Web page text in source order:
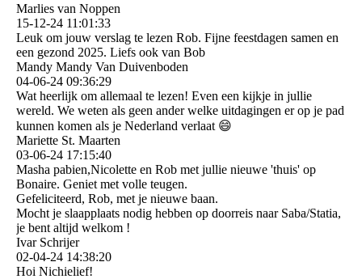
Marlies van Noppen
15-12-24 11:01:33
Leuk om jouw verslag te lezen Rob. Fijne feestdagen samen en
een gezond 2025. Liefs ook van Bob
Mandy Mandy Van Duivenboden
04-06-24 09:36:29
Wat heerlijk om allemaal te lezen! Even een kijkje in jullie
wereld. We weten als geen ander welke uitdagingen er op je pad
kunnen komen als je Nederland verlaat 😄
Mariette St. Maarten
03-06-24 17:15:40
Masha pabien,Nicolette en Rob met jullie nieuwe 'thuis' op
Bonaire. Geniet met volle teugen.
Gefeliciteerd, Rob, met je nieuwe baan.
Mocht je slaapplaats nodig hebben op doorreis naar Saba/Statia,
je bent altijd welkom !
Ivar Schrijer
02-04-24 14:38:20
Hoi Nichielief!